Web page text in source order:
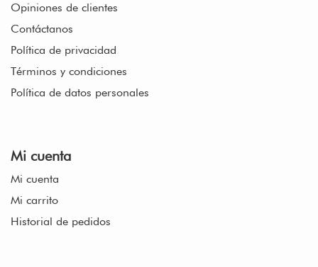
Opiniones de clientes
Contáctanos
Política de privacidad
Términos y condiciones
Política de datos personales
Mi cuenta
Mi cuenta
Mi carrito
Historial de pedidos